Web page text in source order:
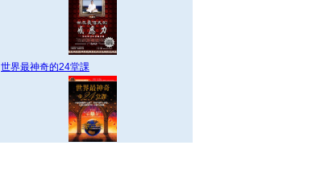
世界最神奇的24堂課